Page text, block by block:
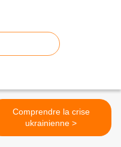
Comprendre la crise
ukrainienne >